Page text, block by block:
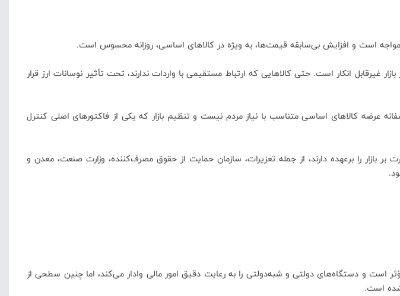
است و افزایش بی‌سابقه قیمت‌ها، به ویژه در کالاهای اساسی، روزانه محسوس است.
غیرقابل انکار است. حتی کالاهایی که ارتباط مستقیمی با واردات ندارند، تحت تأثیر نوسانات ارز قرار
کالاهای اساسی متناسب با نیاز مردم نیست و تنظیم بازار که یکی از فاکتورهای اصلی کنترل
بازار را برعهده دارند، از جمله تعزیرات، سازمان حمایت از حقوق مصرف‌کننده، وزارت صنعت، معدن و
است و دستگاه‌های دولتی و شبه‌دولتی را به رعایت دقیق امور مالی وادار می‌کند، اما چنین سطحی از
است.